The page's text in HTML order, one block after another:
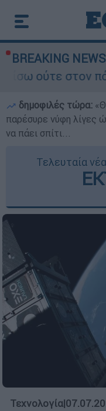
BREAKING
πόλεμο ούτε
δημοφιλές τώρα:
παρέσυρε νύφη λίγες
να πάει σπίτι...
Τελευταία
Τεχνολογία|